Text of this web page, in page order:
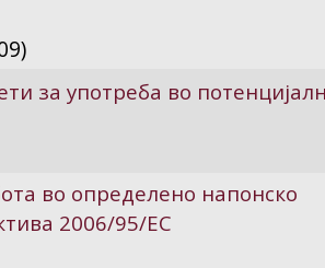
за употреба во
во определено напонско
2006/95/ЕС